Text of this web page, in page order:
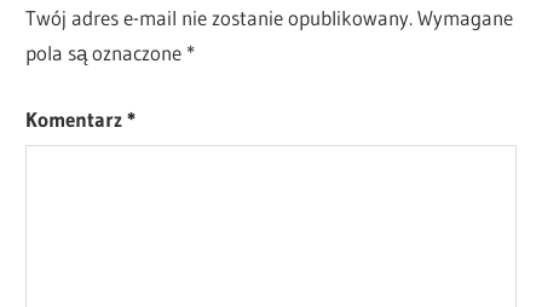
DONE
Twój adres e-mail nie zostanie opublikowany. Wymagane
pola są oznaczone *
Komentarz*